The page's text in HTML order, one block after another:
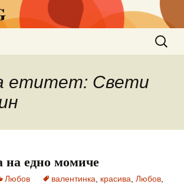
за:
етитет: Свети
на едно момиче
Любов валентинка красива Любов